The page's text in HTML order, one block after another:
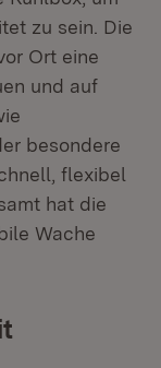
zu sein. Die
Ort eine
und auf
besondere
flexibel
hat die
Wache